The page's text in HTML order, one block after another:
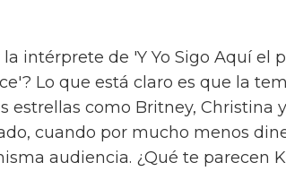
la intérprete de 'Y Yo Sigo Aquí el
Lo que está claro es que la
estrellas como Britney, Christina
cuando por mucho menos
audiencia. ¿Qué te parecen